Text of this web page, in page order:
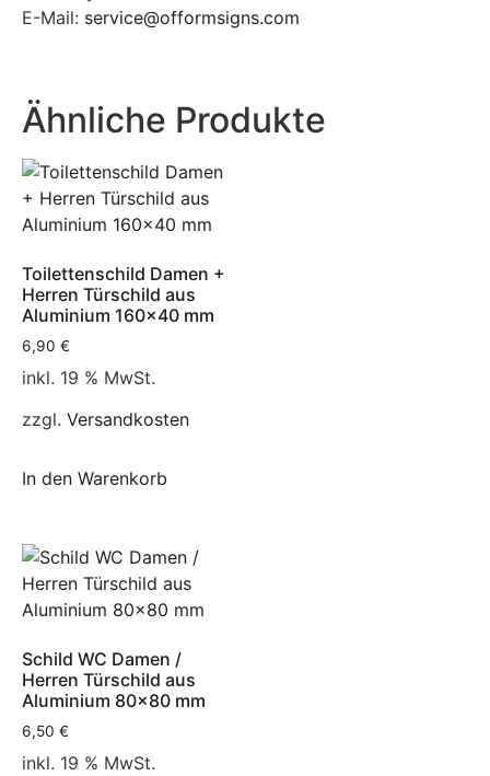
E-Mail: service@offormsigns.com
Ähnliche Produkte
Toilettenschild Damen +
Herren Türschild aus
Aluminium 160×40 mm
6,90 €
inkl. 19 % MwSt.
zzgl. Versandkosten
In den Warenkorb
Schild WC Damen /
Herren Türschild aus
Aluminium 80×80 mm
6,50 €
inkl. 19 % MwSt.